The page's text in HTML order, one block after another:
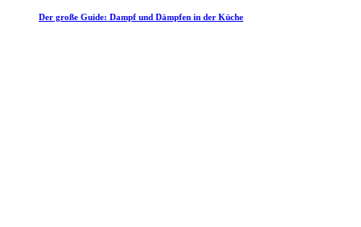
Der große Guide: Dampf und Dämpfen in der Küche